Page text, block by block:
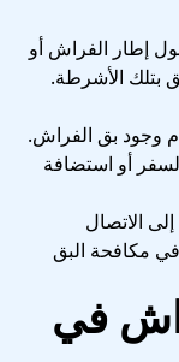
إطار الفراش أو
بتلك الأشرطة.
وجود بق الفراش.
أو استضافة
الاتصال
في مكافحة البق
في